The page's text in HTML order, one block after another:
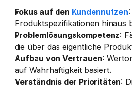
Fokus auf den Kundennutzen
Produktspezifikationen hinaus
Problemlösungskompetenz:
die über das eigentliche
Aufbau von Vertrauen:
auf Wahrhaftigkeit basiert.
Verständnis der Prioritäten: